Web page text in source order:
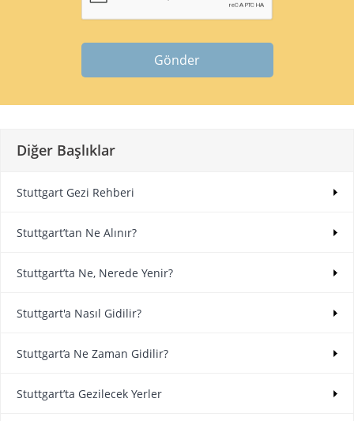
Gönder
Diğer Başlıklar
Stuttgart Gezi Rehberi
Stuttgart’tan Ne Alınır?
Stuttgart’ta Ne, Nerede Yenir?
Stuttgart'a Nasıl Gidilir?
Stuttgart’a Ne Zaman Gidilir?
Stuttgart’ta Gezilecek Yerler